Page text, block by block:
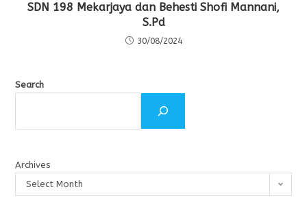
SDN 198 Mekarjaya dan Behesti Shofi Mannani,
S.Pd
30/08/2024
Search
Archives
Select Month